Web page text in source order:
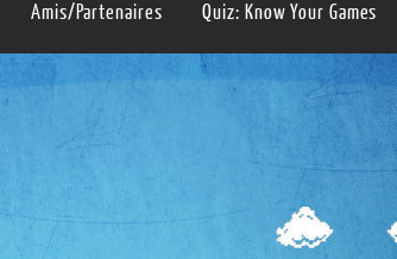
Amis/Partenaires Quiz: Know Your Games